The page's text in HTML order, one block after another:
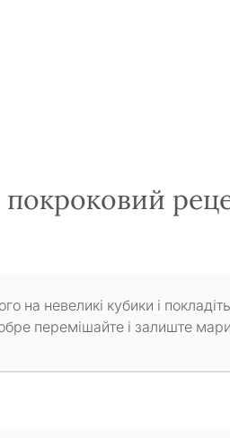
на невеликі кубики і
перемішайте і залиште